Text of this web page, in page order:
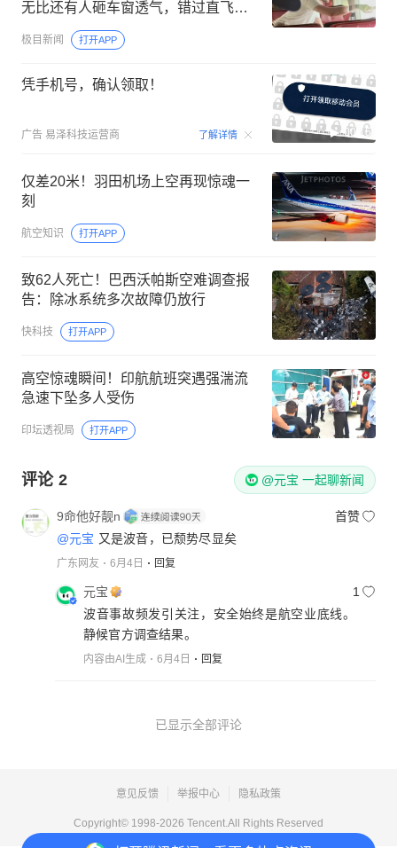
无比还有人砸车窗透气，错过直飞回
国航班损失4000多元
极目新闻 打开APP
凭手机号，确认领取！
广告 易泽科技运营商 了解详情 00:15
仅差20米！羽田机场上空再现惊魂一
刻
航空知识 打开APP
致62人死亡！巴西沃帕斯空难调查报
告：除冰系统多次故障仍放行
快科技 打开APP
高空惊魂瞬间！印航航班突遇强湍流
急速下坠多人受伤
印坛透视局 打开APP
评论 2 @元宝 一起聊新闻
9命他好靓n
首赞
@元宝 又是波音，已颓势尽显矣
广东网友 6月4日 回复
元宝
1
波音事故频发引关注，安全始终是航空业底线。
静候官方调查结果。
内容由AI生成 6月4日 回复
已显示全部评论
意见反馈 举报中心 隐私政策
Copyright© 1998-2026 Tencent.All Rights Reserved